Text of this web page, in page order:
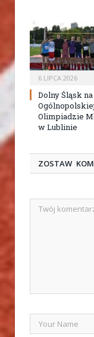
6 LIPCA 2026
Dolny Śląsk
Ogólnopolskiej
Olimpiadzie
w Lublinie
ZOSTAW